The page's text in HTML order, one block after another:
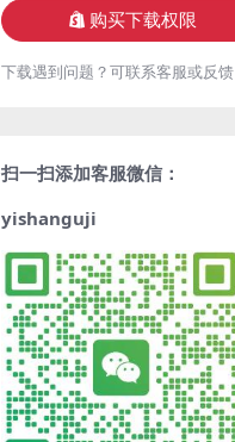
购买下载权限
下载遇到问题？可联系客服或反馈
扫一扫添加客服微信：
yishanguji